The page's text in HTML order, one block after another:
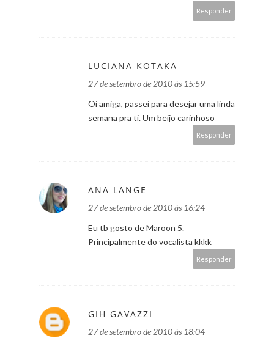
Responder
LUCIANA KOTAKA
27 de setembro de 2010 às 15:59
Oi amiga, passei para desejar uma linda
semana pra ti. Um beijo carinhoso
Responder
ANA LANGE
27 de setembro de 2010 às 16:24
Eu tb gosto de Maroon 5.
Principalmente do vocalista kkkk
Responder
GIH GAVAZZI
27 de setembro de 2010 às 18:04